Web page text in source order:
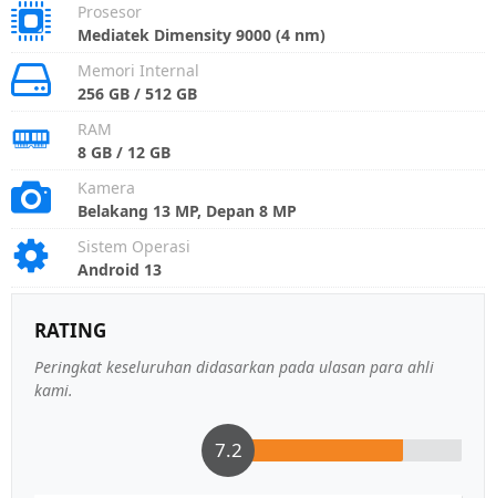
Prosesor
Mediatek Dimensity 9000 (4 nm)
Memori Internal
256 GB / 512 GB
RAM
8 GB / 12 GB
Kamera
Belakang 13 MP, Depan 8 MP
Sistem Operasi
Android 13
RATING
Peringkat keseluruhan didasarkan pada ulasan para ahli
kami.
7.2